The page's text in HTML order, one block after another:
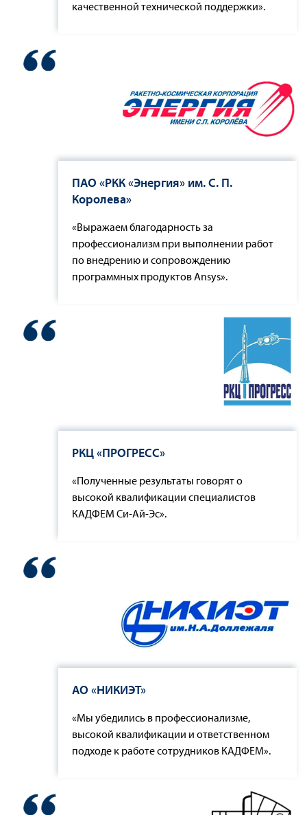
качественной технической поддержки».
ПАО «РКК «Энергия» им. С. П.
Королева»
«Выражаем благодарность за
профессионализм при выполнении работ
по внедрению и сопровождению
программных продуктов Ansys».
РКЦ «ПРОГРЕСС»
«Полученные результаты говорят о
высокой квалификации специалистов
КАДФЕМ Си-Ай-Эс».
АО «НИКИЭТ»
«Мы убедились в профессионализме,
высокой квалификации и ответственном
подходе к работе сотрудников КАДФЕМ».